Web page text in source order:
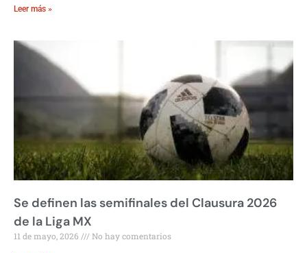
Leer más »
Se definen las semifinales del Clausura 2026
de la Liga MX
11 de mayo, 2026 No hay comentarios